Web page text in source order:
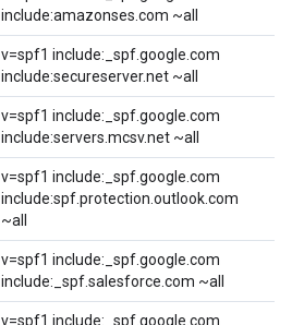
include:amazonses.com ~all
v=spf1 include:_spf.google.com
include:secureserver.net ~all
v=spf1 include:_spf.google.com
include:servers.mcsv.net ~all
v=spf1 include:_spf.google.com
include:spf.protection.outlook.com
~all
v=spf1 include:_spf.google.com
include:_spf.salesforce.com ~all
v=spf1 include:_spf.google.com